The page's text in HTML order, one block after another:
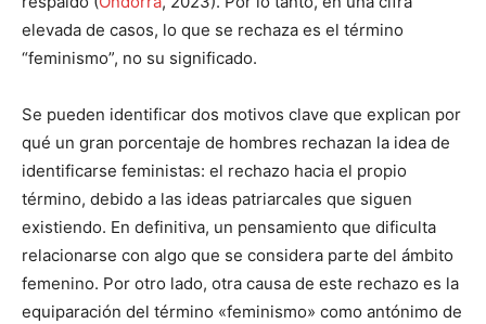
elevada de casos, lo que se rechaza es el término
“feminismo”, no su significado.
Se pueden identificar dos motivos clave que explican por
qué un gran porcentaje de hombres rechazan la idea de
identificarse feministas: el rechazo hacia el propio
término, debido a las ideas patriarcales que siguen
existiendo. En definitiva, un pensamiento que dificulta
relacionarse con algo que se considera parte del ámbito
femenino. Por otro lado, otra causa de este rechazo es la
equiparación del término «feminismo» como antónimo de